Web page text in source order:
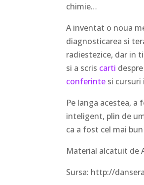
chimie…
A inventat o noua
diagnosticarea si
radiestezice, dar in
si a scris carti
conferinte si
Pe langa acestea,
inteligent, plin de
ca a fost cel mai
Material alcatuit de
Sursa: http://